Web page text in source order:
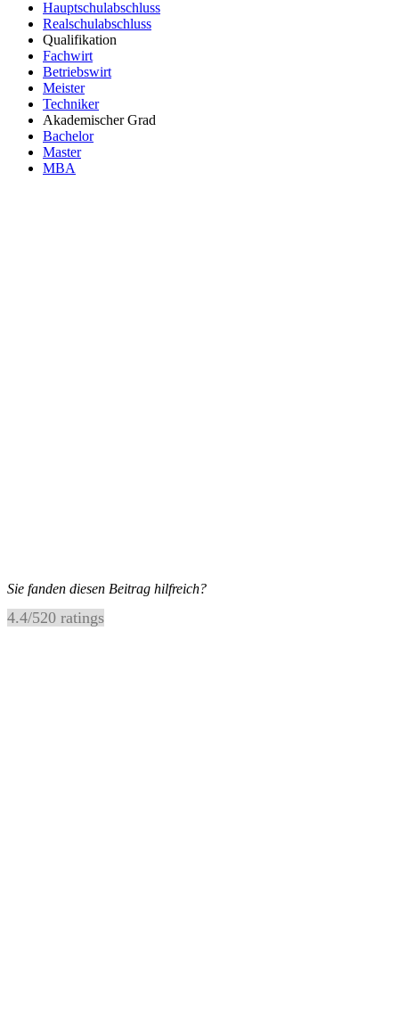
Hauptschulabschluss
Realschulabschluss
Qualifikation
Fachwirt
Betriebswirt
Meister
Techniker
Akademischer Grad
Bachelor
Master
MBA
Sie fanden diesen Beitrag hilfreich?
4.4/520 ratings